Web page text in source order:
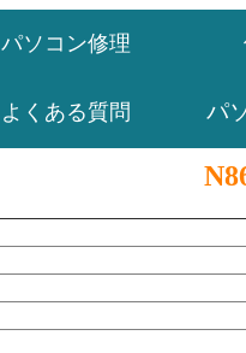
パソコン修理
よくある質問 パ